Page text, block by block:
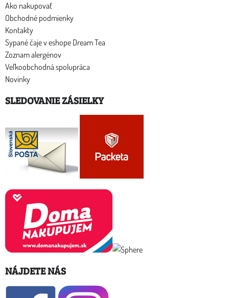
Ako nakupovať
Obchodné podmienky
Kontakty
Sypané čaje v eshope Dream Tea
Zoznam alergénov
Veľkoobchodná spolupráca
Novinky
SLEDOVANIE ZÁSIELKY
NÁJDETE NÁS